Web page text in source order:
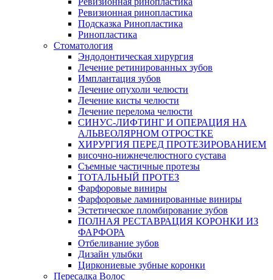
Ревизионная ринопластика
Подсказка Ринопластика
Ринопластика
Стоматология
Эндодонтическая хирургия
Лечение ретинированных зубов
Имплантация зубов
Лечение опухоли челюсти
Лечение кисты челюсти
Лечение перелома челюсти
СИНУС-ЛИФТИНГ И ОПЕРАЦИЯ НА
АЛЬВЕОЛЯРНОМ ОТРОСТКЕ
ХИРУРГИЯ ПЕРЕД ПРОТЕЗИРОВАНИЕМ
височно-нижнечелюстного сустава
Съемные частичные протезы
ТОТАЛЬНЫЙ ПРОТЕЗ
Фарфоровые виниры
Фарфоровые ламинированные виниры
Эстетическое пломбирование зубов
ПОЛНАЯ РЕСТАВРАЦИЯ КОРОНКИ ИЗ
ФАРФОРА
Отбеливание зубов
Дизайн улыбки
Циркониевые зубные коронки
Пересадка Волос